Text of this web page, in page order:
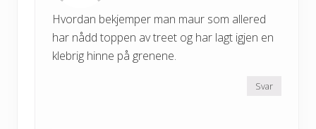
Hvordan bekjemper man maur som allered
har nådd toppen av treet og har lagt igjen en
klebrig hinne på grenene.
Svar